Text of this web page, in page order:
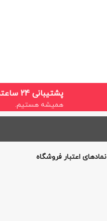
پشتیبانی 24 ساعته
همیشه هستیم.
نمادهای اعتبار فروشگاه